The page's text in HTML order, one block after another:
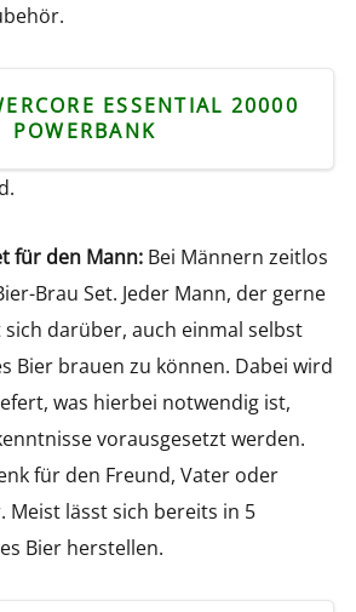
ESSENTIAL 20000
POWERBANK
für den Mann:Bei Männern zeitlos
Brau Set. Jeder Mann, der gerne
darüber, auch einmal selbst
Bier brauen zu können. Dabei wird
was hierbei notwendig ist,
vorausgesetzt werden.
für den Freund, Vater oder
Meist lässt sich bereits in 5
Bier herstellen.